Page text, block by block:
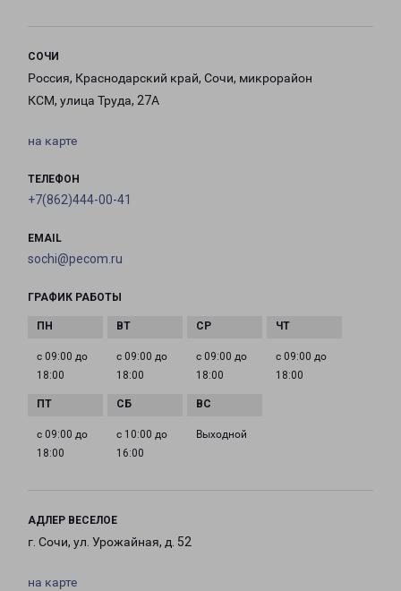
СОЧИ
Россия, Краснодарский край, Сочи, микрорайон
КСМ, улица Труда, 27А
на карте
ТЕЛЕФОН
+7(862)444-00-41
EMAIL
sochi@pecom.ru
ГРАФИК РАБОТЫ
с 09:00 до
18:00
с 09:00 до
18:00
с 09:00 до
18:00
с 09:00 до
18:00
с 09:00 до
18:00
с 10:00 до
16:00
Выходной
АДЛЕР ВЕСЕЛОЕ
г. Сочи, ул. Урожайная, д. 52
на карте